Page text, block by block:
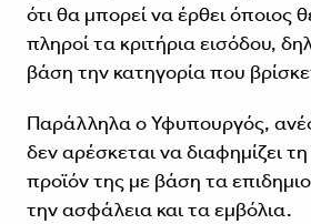
ότι θα μπορεί να έρθει όποιος
πληροί τα κριτήρια εισόδου,
βάση την κατηγορία που
Παράλληλα ο Υφυπουργός,
δεν αρέσκεται να διαφημίζει
προϊόν της με βάση τα
την ασφάλεια και τα εμβόλια.